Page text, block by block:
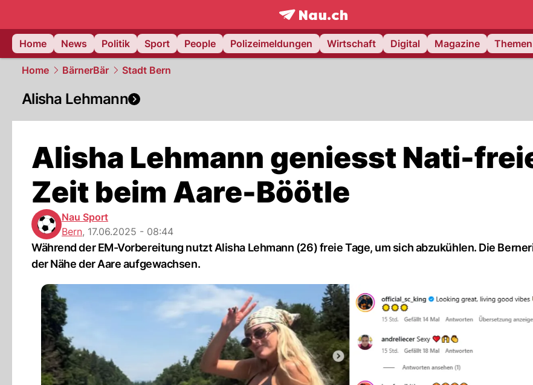
frontpage.NAU.ch
Home
News Politik Sport People Polizeimeldungen Wirtschaft Digital Magazine Themen
Home BärnerBär Stadt Bern
Alisha Lehmann
Alisha Lehmann geniesst Nati-
Zeit beim Aare-Böötle
Nau Sport
Bern, 17.06.2025 - 08:44
Während der EM-Vorbereitung nutzt Alisha Lehmann (26) freie Tage, um sich abzukühlen. Die
der Nähe der Aare aufgewachsen.